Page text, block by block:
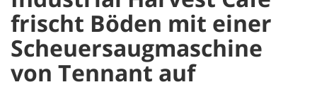
frischt Böden mit einer
Scheuersaugmaschine
von Tennant auf